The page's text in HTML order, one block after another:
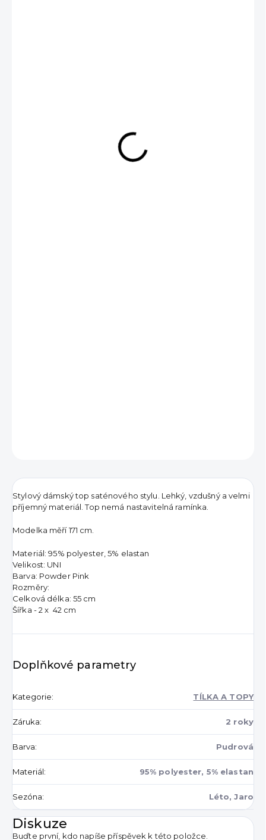
Stylový dámský top saténového stylu. Lehký, vzdušný a velmi
příjemný materiál. Top nemá nastavitelná ramínka.
Modelka měří 171 cm.
Materiál: 95% polyester, 5% elastan
Velikost: UNI
Barva: Powder Pink
Rozměry:
Celková délka: 55 cm
Šířka - 2 x 42 cm
Doplňkové parametry
Kategorie: TÍLKA A TOPY
Záruka: 2 roky
Barva: Pudrová
Materiál: 95% polyester, 5% elastan
Sezóna: Léto, Jaro
Diskuze
Buďte první, kdo napíše příspěvek k této položce.